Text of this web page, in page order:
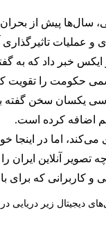
سال‌ها پیش از
و عملیات
خبر داد که به
حکومت را تقویت
اضافه کرده است.
اما در اینجا
آنلاین
کاربرانی که برای
دیجیتال زیر دریایی